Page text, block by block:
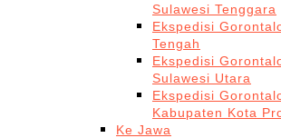
Sulawesi Tenggara
Ekspedisi
Tengah
Ekspedisi
Sulawesi Utara
Ekspedisi
Kabupaten Kota
Ke Jawa